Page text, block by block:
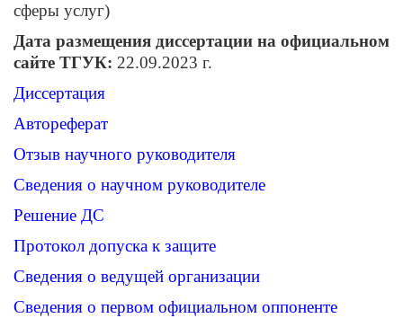
сферы услуг)
Дата размещения диссертации на официальном
сайте ТГУК: 22.09.2023 г.
Диссертация
Автореферат
Отзыв научного руководителя
Сведения о научном руководителе
Решение ДС
Протокол допуска к защите
Сведения о ведущей организации
Сведения о первом официальном оппоненте